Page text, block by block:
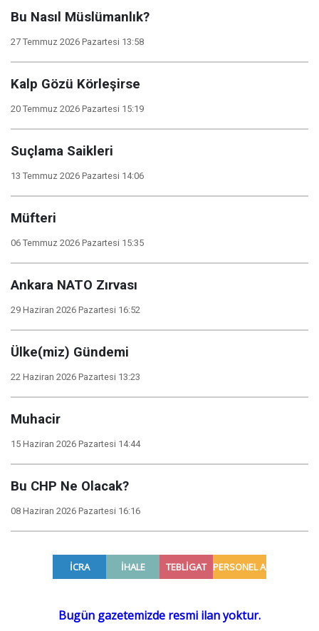
Bu Nasıl Müslümanlık?
27 Temmuz 2026 Pazartesi 13:58
Kalp Gözü Körleşirse
20 Temmuz 2026 Pazartesi 15:19
Suçlama Saikleri
13 Temmuz 2026 Pazartesi 14:06
Müfteri
06 Temmuz 2026 Pazartesi 15:35
Ankara NATO Zırvası
29 Haziran 2026 Pazartesi 16:52
Ülke(miz) Gündemi
22 Haziran 2026 Pazartesi 13:23
Muhacir
15 Haziran 2026 Pazartesi 14:44
Bu CHP Ne Olacak?
08 Haziran 2026 Pazartesi 16:16